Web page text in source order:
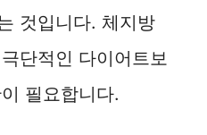
것입니다. 체지방
단적인 다이어트보
필요합니다.